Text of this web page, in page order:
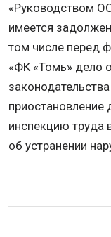
«Руководством
имеется
том числе перед
«ФК «Томь» дело
приостановление
инспекцию труда
об устранении